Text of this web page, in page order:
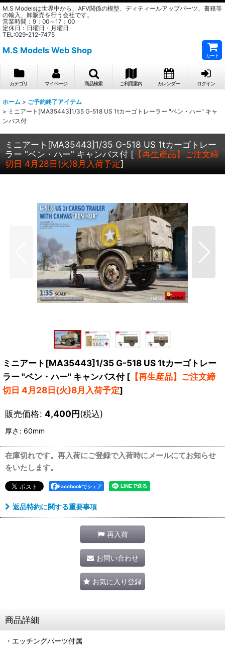
M.S Modelsは世界中から、AFV関係の模型、ディティールアップパーツ、書籍等
の輸入、卸販売を行う会社です。
営業時間：9：00～17：00
定休日：日曜日・月曜日
TEL:029-212-7475
M.S Models Web Shop
カート
カテゴリ マイページ 商品検索 ご利用案内 カレンダー ログイン
ホーム > ご予約終了アイテム
> ミニアート[MA35443]1/35 G-518 US 1tカーゴトレーラー "ベン・ハー" キャ
ンバス付
ミニアート[MA35443]1/35 G-518 US 1tカーゴトレー
ラー "ベン・ハー" キャンバス付 [ 【再生産品】ご注文締
切日 4月28日(火)8月入荷予定]
ミニアート[MA35443]1/35 G-518 US 1tカーゴトレー
ラー "ベン・ハー" キャンバス付 [ 【再生産品】ご注文締
切日 4月28日(火)8月入荷予定]
販売価格: 4,400円(税込)
厚さ : 60mm
在庫切れです。再入荷にご登録で入荷時にメールにてお知らせ
をいたします。
Facebookでシェア
返品特約に関する重要事項
再入荷
お問い合わせ
お気に入り登録
商品詳細
・エッチングパーツ付属